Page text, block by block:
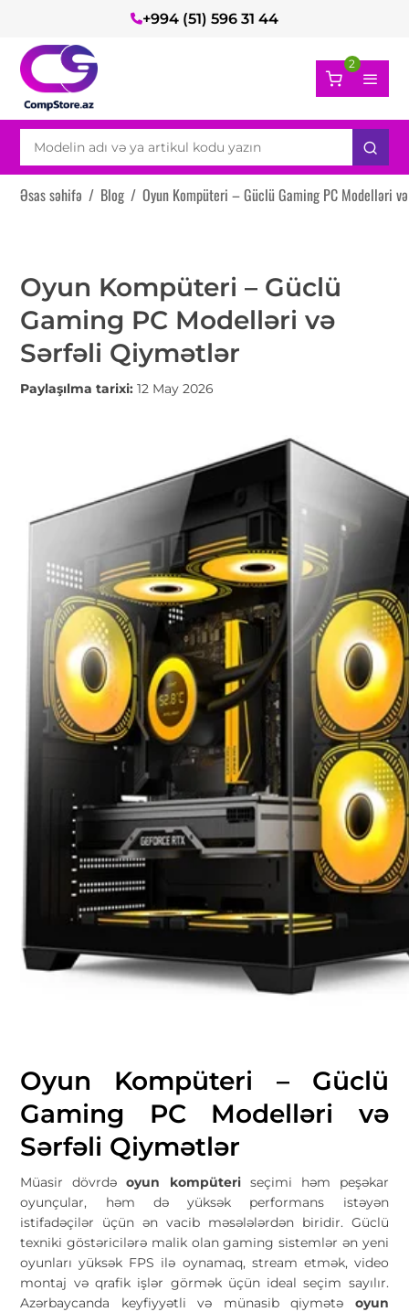
+994 (51) 596 31 44
2
Əsas səhifə / Blog / Oyun Kompüteri – Güclü Gaming PC Modelləri
Oyun Kompüteri – Güclü
Gaming PC Modelləri və
Sərfəli Qiymətlər
Paylaşılma tarixi:12 May 2026
Oyun Kompüteri – Güclü
Gaming PC Modelləri və
Sərfəli Qiymətlər
Müasir dövrdəoyun kompüteriseçimi həm peşəkar
oyunçular, həm də yüksək performans istəyən
istifadəçilər üçün ən vacib məsələlərdən biridir. Güclü
texniki göstəricilərə malik olan gaming sistemlər ən yeni
oyunları yüksək FPS ilə oynamaq, stream etmək, video
montaj və qrafik işlər görmək üçün ideal seçim sayılır.
Azərbaycanda keyfiyyətli və münasib qiymətə oyun